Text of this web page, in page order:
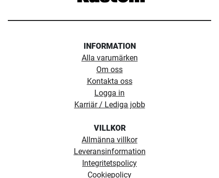
INFORMATION
Alla varumärken
Om oss
Kontakta oss
Logga in
Karriär / Lediga jobb
VILLKOR
Allmänna villkor
Leveransinformation
Integritetspolicy
Cookiepolicy